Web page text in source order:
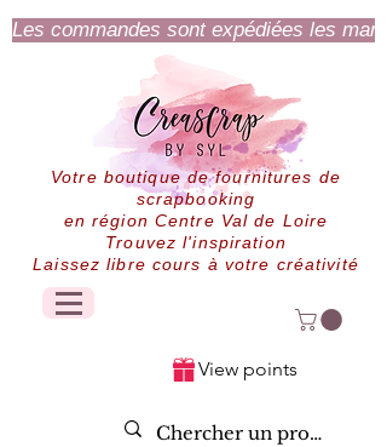
Les commandes sont expédiées les
Votre boutique de fournitures de
scrapbooking
en région Centre Val de Loire
Trouvez l'inspiration
Laissez libre cours à votre créativité
View points